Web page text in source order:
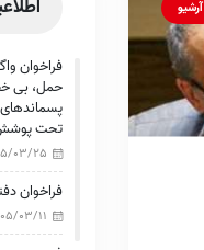
آرشیو
فراخوان
حمل، بی
تحت پوشش
ایران/140503/25
فراخوان
03/11